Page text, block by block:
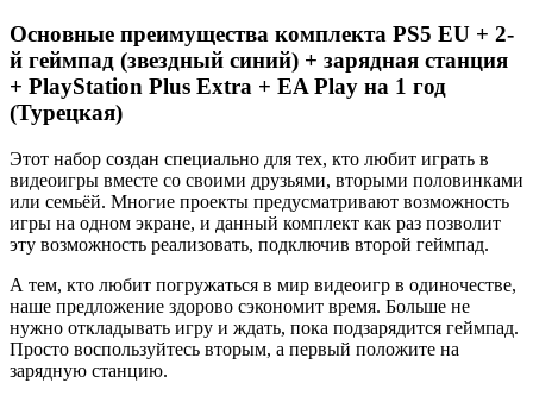
Основные преимущества комплекта PS5 EU + 2-
й геймпад (звездный синий) + зарядная станция
+ PlayStation Plus Extra + EA Play на 1 год
(Турецкая)
Этот набор создан специально для тех, кто любит играть в
видеоигры вместе со своими друзьями, вторыми половинками
или семьёй. Многие проекты предусматривают возможность
игры на одном экране, и данный комплект как раз позволит
эту возможность реализовать, подключив второй геймпад.
А тем, кто любит погружаться в мир видеоигр в одиночестве,
наше предложение здорово сэкономит время. Больше не
нужно откладывать игру и ждать, пока подзарядится геймпад.
Просто воспользуйтесь вторым, а первый положите на
зарядную станцию.